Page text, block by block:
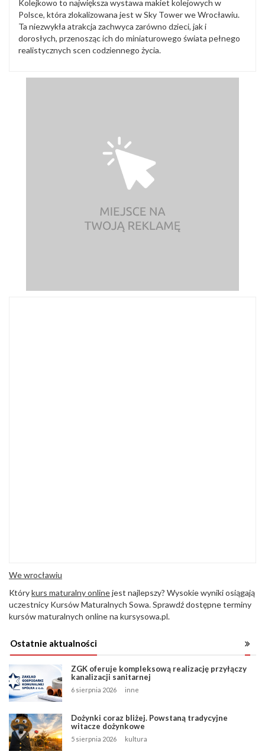
Kolejkowo to największa wystawa makiet kolejowych w
Polsce, która zlokalizowana jest w Sky Tower we Wrocławiu.
Ta niezwykła atrakcja zachwyca zarówno dzieci, jak i
dorosłych, przenosząc ich do miniaturowego świata pełnego
realistycznych scen codziennego życia.
We wrocławiu
Którykurs maturalny onlinejest najlepszy? Wysokie wyniki osiągają
uczestnicy Kursów Maturalnych Sowa. Sprawdź dostępne terminy
kursów maturalnych online na kursysowa.pl.
Ostatnie aktualności
ZGK oferuje kompleksową realizację przyłączy
kanalizacji sanitarnej
6 sierpnia 2026 inne
Dożynki coraz bliżej. Powstaną tradycyjne
witacze dożynkowe
5 sierpnia 2026 kultura